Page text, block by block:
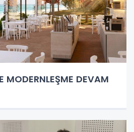
MODERNLEŞME DEVAM